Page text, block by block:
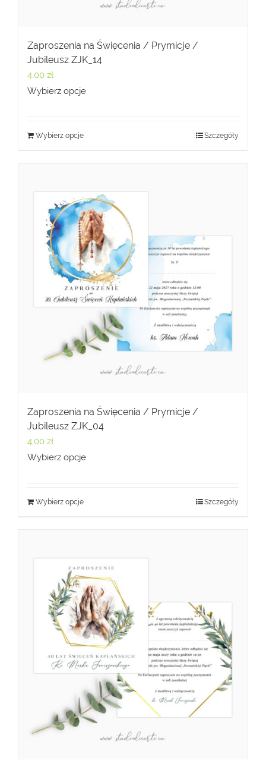
Zaproszenia na Święcenia / Prymicje /
Jubileusz ZJK_14
4,00 zł
Wybierz opcje
Wybierz opcje Szczegóły
Zaproszenia na Święcenia / Prymicje /
Jubileusz ZJK_04
4,00 zł
Wybierz opcje
Wybierz opcje Szczegóły